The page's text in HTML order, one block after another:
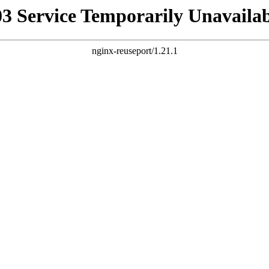
Service Temporarily
nginx-reuseport/1.21.1